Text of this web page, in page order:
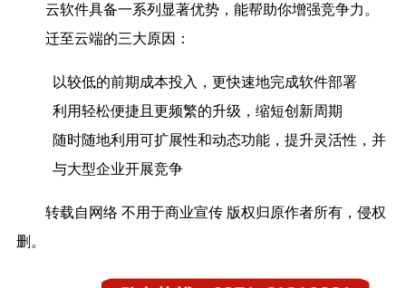
云软件具备一系列显著优势，能帮助你增强竞争力。
迁至云端的三大原因：
以较低的前期成本投入，更快速地完成软件部署
利用轻松便捷且更频繁的升级，缩短创新周期
随时随地利用可扩展性和动态功能，提升灵活性，并
与大型企业开展竞争
转载自网络 不用于商业宣传 版权归原作者所有，侵权
删。